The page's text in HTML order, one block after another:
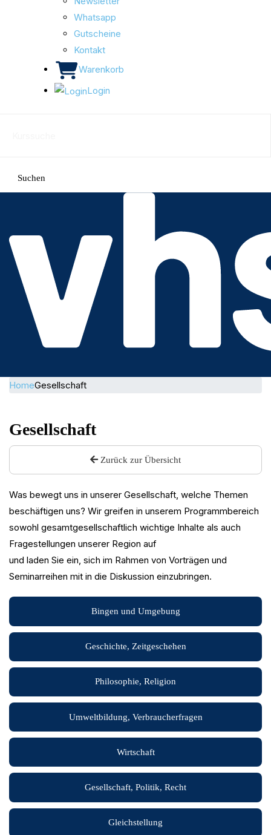
Whatsapp
Gutscheine
Kontakt
Warenkorb
Login
Suchen
HomeGesellschaft
Gesellschaft
Zurück zur Übersicht
Was bewegt uns in unserer Gesellschaft, welche Themen
beschäftigen uns? Wir greifen in unserem Programmbereich
sowohl gesamtgesellschaftlich wichtige Inhalte als auch
Fragestellungen unserer Region auf
und laden Sie ein, sich im Rahmen von Vorträgen und
Seminarreihen mit in die Diskussion einzubringen.
Bingen und Umgebung
Geschichte, Zeitgeschehen
Philosophie, Religion
Umweltbildung, Verbraucherfragen
Wirtschaft
Gesellschaft, Politik, Recht
Gleichstellung